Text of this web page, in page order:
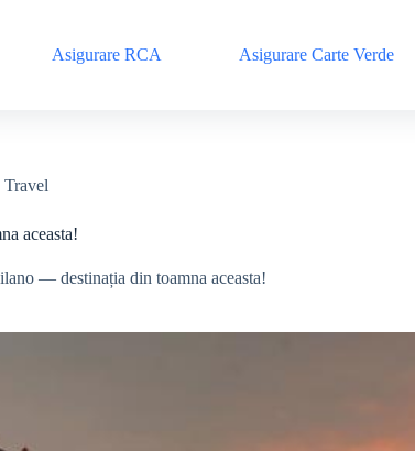
Asigurare RCA Asigurare Carte Verde
Travel
aceasta!
— destinația din toamna aceasta!